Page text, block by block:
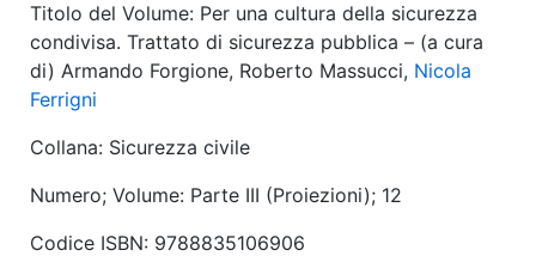
Titolo del Volume: Per una cultura della sicurezza
condivisa. Trattato di sicurezza pubblica – (a cura
di) Armando Forgione, Roberto Massucci, Nicola
Ferrigni
Collana: Sicurezza civile
Numero; Volume: Parte III (Proiezioni); 12
Codice ISBN: 9788835106906